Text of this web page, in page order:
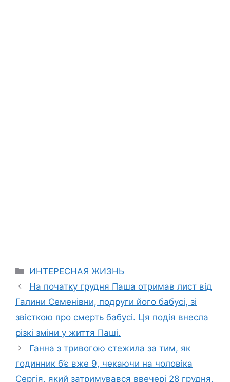
Categories
ИНТЕРЕСНАЯ ЖИЗНЬ
На початку грудня Паша отримав лист від
Галини Семенівни, подруги його бабусі, зі
звісткою про смерть бабусі. Ця подія внесла
різкі зміни у життя Паші.
Ганна з тривогою стежила за тим, як
годинник б’є вже 9, чекаючи на чоловіка
Сергія, який затримувався ввечері 28 грудня.